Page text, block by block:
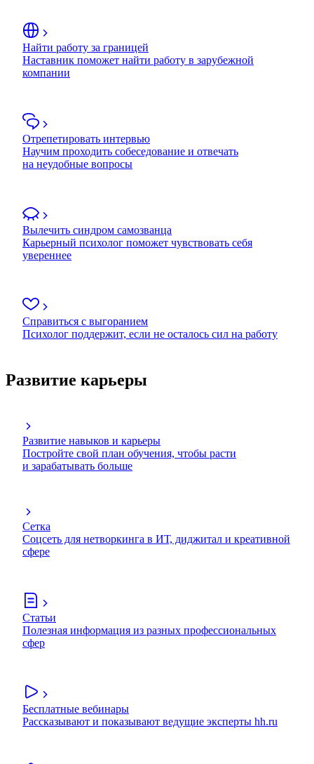
Найти работу за границей
Наставник поможет найти работу в зарубежной
компании
Отрепетировать интервью
Научим проходить собеседование и отвечать
на неудобные вопросы
Вылечить синдром самозванца
Карьерный психолог поможет чувствовать себя
увереннее
Справиться с выгоранием
Психолог поддержит, если не осталось сил на работу
Развитие карьеры
Развитие навыков и карьеры
Постройте свой план обучения, чтобы расти
и зарабатывать больше
Сетка
Соцсеть для нетворкинга в ИТ, диджитал и креативной
сфере
Статьи
Полезная информация из разных профессиональных
сфер
Бесплатные вебинары
Рассказывают и показывают ведущие эксперты hh.ru